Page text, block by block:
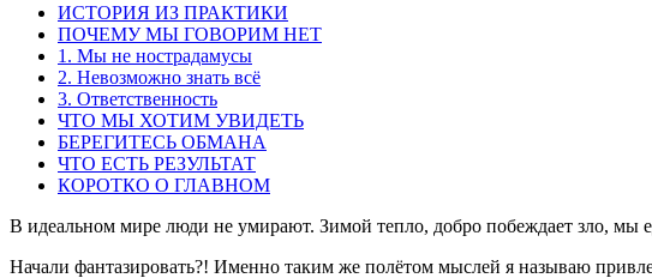
ИСТОРИЯ ИЗ ПРАКТИКИ
ПОЧЕМУ МЫ ГОВОРИМ НЕТ
1. Мы не нострадамусы
2. Невозможно знать всё
3. Ответственность
ЧТО МЫ ХОТИМ УВИДЕТЬ
БЕРЕГИТЕСЬ ОБМАНА
ЧТО ЕСТЬ РЕЗУЛЬТАТ
КОРОТКО О ГЛАВНОМ
В идеальном мире люди не умирают. Зимой тепло, добро побеждает зло, мы
Начали фантазировать?! Именно таким же полётом мыслей я называю